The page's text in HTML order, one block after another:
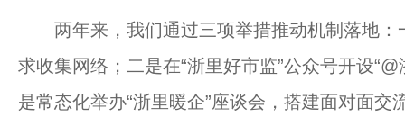
两年来，我们通过三项举措推动机制落地：
求收集网络；二是在“浙里好市监”公众号开设
是常态化举办“浙里暖企”座谈会，搭建面对面交